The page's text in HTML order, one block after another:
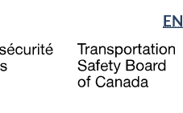
to
main
to
"About
government"
à
la
EN